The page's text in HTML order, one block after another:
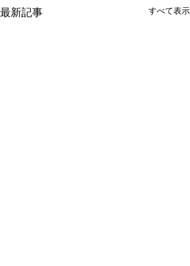
最新記事 すべて表示